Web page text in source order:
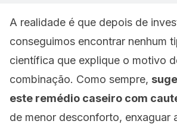
A realidade é que depois de
conseguimos encontrar nenhum
científica que explique o motivo
combinação. Como sempre,
este remédio caseiro com
de menor desconforto, enxaguar